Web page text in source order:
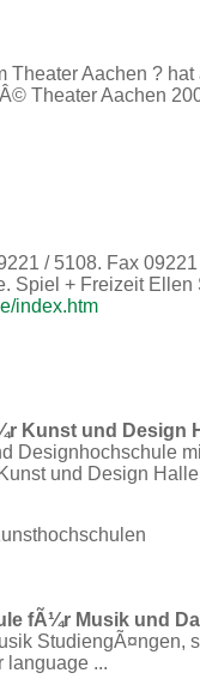
Aachen ? hat
Theater Aachen
/ 5108. Fax
Spiel + Freizeit Ellen
index.htm
Kunst und Design
Designhochschule
und Design
fÃ¼r Musik und
StudiengÃ¤ngen,
language ...